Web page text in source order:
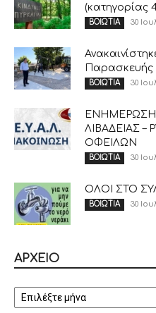
(κατηγορίας
ΒΟΙΩΤΙΑ 30
Παρασκευής
ΒΟΙΩΤΙΑ 30
ΕΝΗΜΕΡΩΣΗ
ΛΙΒΑΔΕΙΑΣ
ΟΦΕΙΛΩΝ
ΒΟΙΩΤΙΑ 30
ΟΛΟΙ ΣΤΟ
ΒΟΙΩΤΙΑ 30
ΑΡΧΕΙΟ